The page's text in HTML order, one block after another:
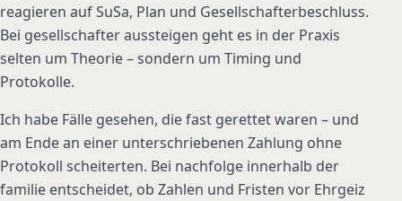
reagieren auf SuSa, Plan und Gesellschafterbeschluss.
Bei gesellschafter aussteigen geht es in der Praxis
selten um Theorie – sondern um Timing und
Protokolle.
Ich habe Fälle gesehen, die fast gerettet waren – und
am Ende an einer unterschriebenen Zahlung ohne
Protokoll scheiterten. Bei nachfolge innerhalb der
familie entscheidet, ob Zahlen und Fristen vor Ehrgeiz